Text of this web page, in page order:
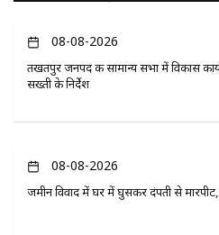
08-08-2026
तखतपुर जनपद की सामान्य सभा में विकास
सख्ती के निर्देश
08-08-2026
जमीन विवाद में घर में घुसकर दंपती से